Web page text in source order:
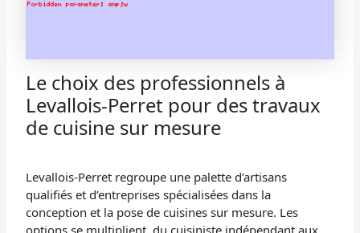
Le choix des professionnels à
Levallois-Perret pour des travaux
de cuisine sur mesure
Levallois-Perret regroupe une palette d’artisans
qualifiés et d’entreprises spécialisées dans la
conception et la pose de cuisines sur mesure. Les
options se multiplient, du cuisiniste indépendant aux